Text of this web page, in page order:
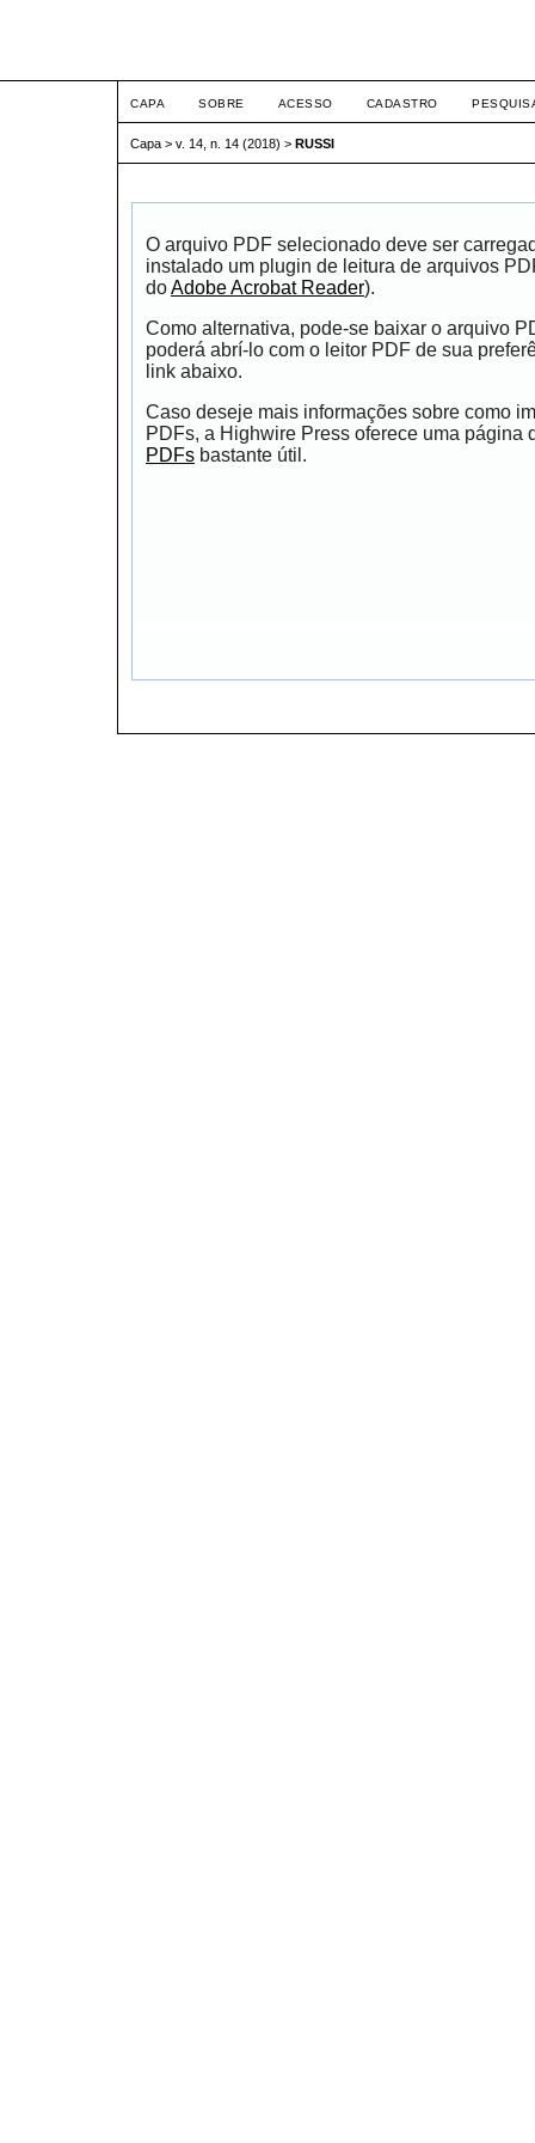
CAPA SOBRE ACESSO CADASTRO
Capa > v. 14, n. 14 (2018) > RUSSI
O arquivo PDF selecionado deve ser
instalado um plugin de leitura de arquivos
doAdobe Acrobat Reader).
Como alternativa, pode-se baixar o arquivo
poderá abrí-lo com o leitor PDF de sua
link abaixo.
Caso deseje mais informações sobre como
PDFs, a Highwire Press oferece uma página
PDFs bastante útil.